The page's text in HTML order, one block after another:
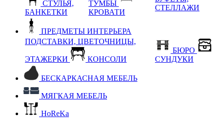
СТУЛЬЯ,
БАНКЕТКИ
ТУМБЫ
КРОВАТИ
СТЕЛЛАЖИ
ПРЕДМЕТЫ ИНТЕРЬЕРА
ПОДСТАВКИ, ЦВЕТОЧНИЦЫ,
ЭТАЖЕРКИ КОНСОЛИ
БЮРО
СУНДУКИ
БЕСКАРКАСНАЯ МЕБЕЛЬ
МЯГКАЯ МЕБЕЛЬ
HoReKa